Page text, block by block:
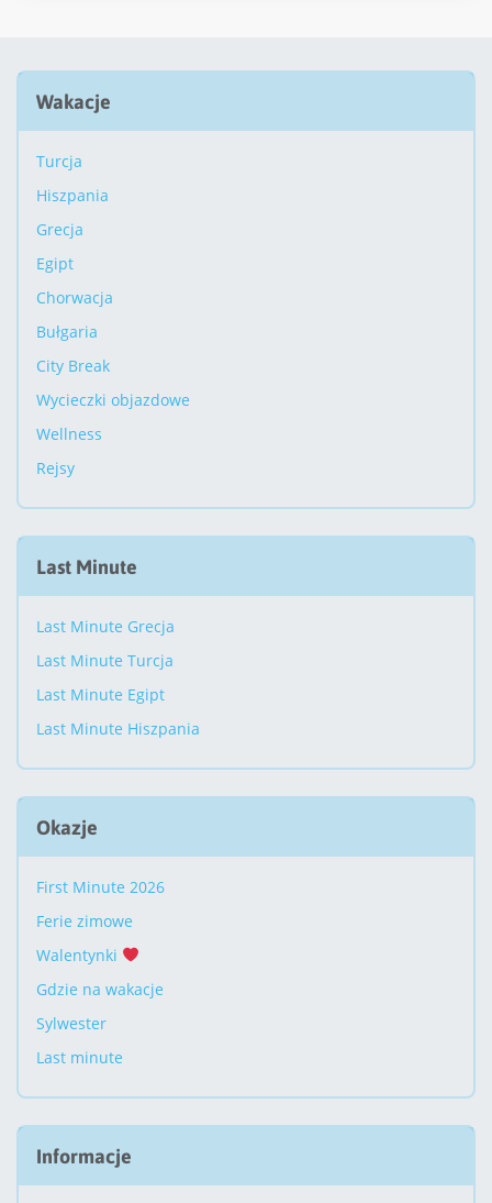
Wakacje
Turcja
Hiszpania
Grecja
Egipt
Chorwacja
Bułgaria
City Break
Wycieczki objazdowe
Wellness
Rejsy
Last Minute
Last Minute Grecja
Last Minute Turcja
Last Minute Egipt
Last Minute Hiszpania
Okazje
First Minute 2026
Ferie zimowe
Walentynki
Gdzie na wakacje
Sylwester
Last minute
Informacje